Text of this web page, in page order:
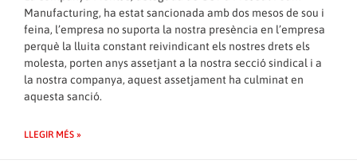
Manufacturing, ha estat sancionada amb dos mesos de sou i
feina, l’empresa no suporta la nostra presència en l’empresa
perquè la lluita constant reivindicant els nostres drets els
molesta, porten anys assetjant a la nostra secció sindical i a
la nostra companya, aquest assetjament ha culminat en
aquesta sanció.
LLEGIR MÉS »